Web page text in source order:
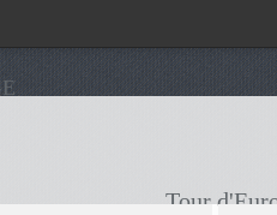
Tour